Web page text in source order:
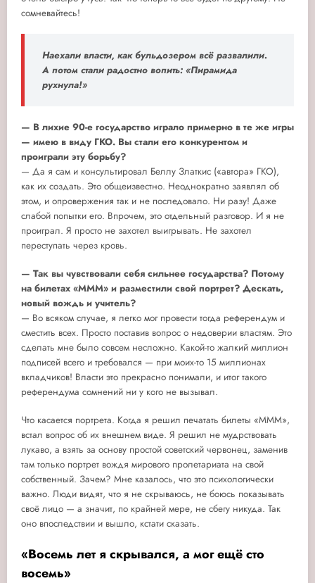
сомневайтесь!
Наехали власти, как бульдозером всё развалили.
А потом стали радостно вопить: «Пирамида
рухнула!»
— В лихие 90-е государство играло примерно в те же игры
— имею в виду ГКО. Вы стали его конкурентом и
проиграли эту борьбу?
— Да я сам и консультировал Беллу Златкис («автора» ГКО),
как их создать. Это общеизвестно. Неоднократно заявлял об
этом, и опровержения так и не последовало. Ни разу! Даже
слабой попытки его. Впрочем, это отдельный разговор. И я не
проиграл. Я просто не захотел выигрывать. Не захотел
переступать через кровь.
— Так вы чувствовали себя сильнее государства? Потому
на билетах «МММ» и разместили свой портрет? Дескать,
новый вождь и учитель?
— Во всяком случае, я легко мог провести тогда референдум и
сместить всех. Просто поставив вопрос о недоверии властям. Это
сделать мне было совсем несложно. Какой-то жалкий миллион
подписей всего и требовался — при моих-то 15 миллионах
вкладчиков! Власти это прекрасно понимали, и итог такого
референдума сомнений ни у кого не вызывал.
Что касается портрета. Когда я решил печатать билеты «МММ»,
встал вопрос об их внешнем виде. Я решил не мудрствовать
лукаво, а взять за основу простой советский червонец, заменив
там только портрет вождя мирового пролетариата на свой
собственный. Зачем? Мне казалось, что это психологически
важно. Люди видят, что я не скрываюсь, не боюсь показывать
своё лицо — а значит, по крайней мере, не сбегу никуда. Так
оно впоследствии и вышло, кстати сказать.
«Восемь лет я скрывался, а мог ещё сто
восемь»